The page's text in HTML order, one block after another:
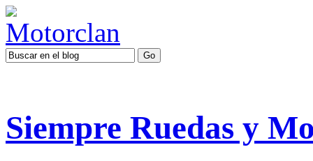
Siempre Ruedas y